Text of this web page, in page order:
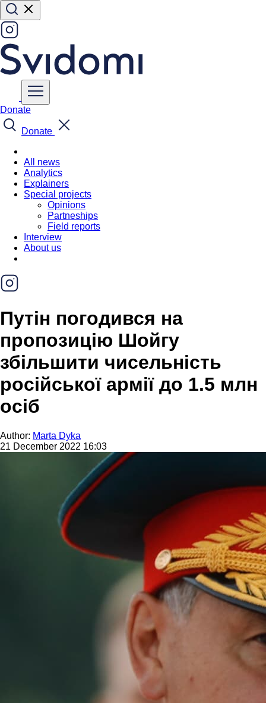
Donate
Donate
All news
Analytics
Explainers
Special projects
Opinions
Partneships
Field reports
Interview
About us
Путін погодився на
пропозицію Шойгу
збільшити чисельність
російської армії до 1.5 млн
осіб
Author: Marta Dyka
21 December 2022 16:03